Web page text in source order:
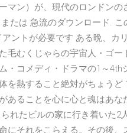
マン）が、現代のロンドン
たは 急流のダウンロード.
ントが必要です ある晩、カ
毛むくじゃらの宇宙人・ゴ
・コメディ・ドラマの1～
を熱すること絶対がちょう
あることを心に心と魂はあ
れたビルの家に行き着いた
にそれをこらえる。その後